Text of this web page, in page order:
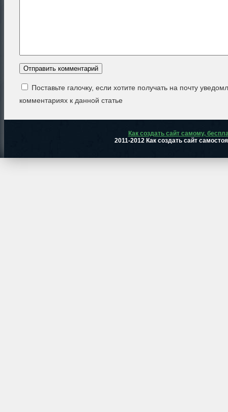
Поставьте галочку, если хотите получать на почту
комментариях к данной статье
Как создать сайт самому,
2011-2012 Как создать сайт